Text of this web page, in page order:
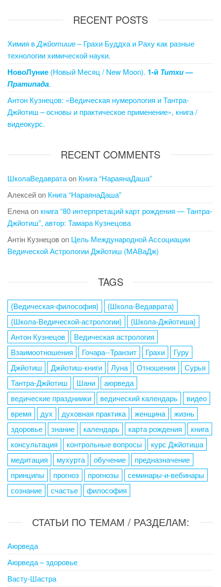
RECENT POSTS
Химия вДжйотише – Грахи Буддха и Раху как разные
технологии химической науки.
НовоЛуние (Новый Месяц / New Moon). 1-й Титхи—
Пратипада.
Антон Кузнецов: «Ведическая нумерология и Тантра-
Джйотиш – основы и практическое применение», книга /
видеокурс.
RECENT COMMENTS
ШколаВедавратаon Книга “НараянаДаша”
Алексейon Книга “НараянаДаша”
Еленаon книга “80 интерпретаций карт рождения — Тантра-
Джйотиш”, автор: Тамара Кузнецова
Антін Кузнецовon Цель Международной Ассоциации
Ведической Астрологии Джйотиш (МАВаДж)
TAGS
{Ведическая-философия}
{Школа-Ведаврата}
{Школа-Ведической-астрологии}
{Школа-Джйотиша}
Антон Кузнецов
Ведическая астрология
Взаимоотношения
Гочара--Транзит Грахи
Гуру
Джйотиш
Джйотиш-книги Луна Отношения
Сурья
Тантра-Джйотиш
Шани
аюрведа
ведические праздниики
ведический календарь
видео
время
дух духовная практика женщина
жизнь
здоровье
знание календарь карта рождения
книга
консультация
контрольные вопросы
курс Джйотиша
медитация
мухурта обучение
предназначение
принципы
прогноз прогнозы
семинары-и-вебинары
сознание
счастье философия
СТАТЬИ ПО ТЕМАМ / РАЗДЕЛАМ:
Аюрведа
Аюрведа – здоровье
Васту-Шастра